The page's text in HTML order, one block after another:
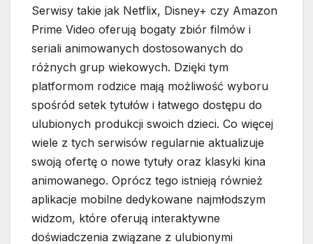
Serwisy takie jak Netflix, Disney+ czy Amazon
Prime Video oferują bogaty zbiór filmów i
seriali animowanych dostosowanych do
różnych grup wiekowych. Dzięki tym
platformom rodzice mają możliwość wyboru
spośród setek tytułów i łatwego dostępu do
ulubionych produkcji swoich dzieci. Co więcej
wiele z tych serwisów regularnie aktualizuje
swoją ofertę o nowe tytuły oraz klasyki kina
animowanego. Oprócz tego istnieją również
aplikacje mobilne dedykowane najmłodszym
widzom, które oferują interaktywne
doświadczenia związane z ulubionymi